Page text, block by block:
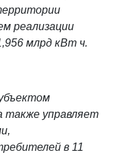
реализации
млрд кВт ч.
также управляет
в 11